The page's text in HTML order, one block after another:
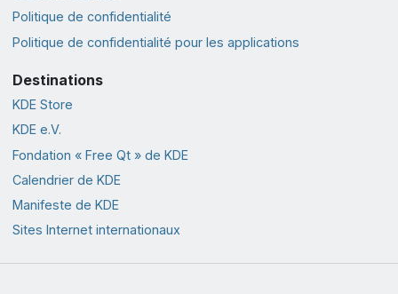
Politique de confidentialité
Politique de confidentialité pour les applications
Destinations
KDE Store
KDE e.V.
Fondation « Free Qt » de KDE
Calendrier de KDE
Manifeste de KDE
Sites Internet internationaux